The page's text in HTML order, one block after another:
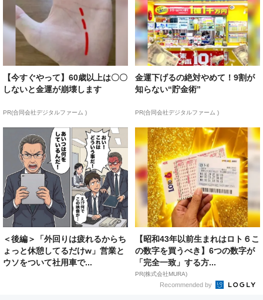
【今すぐやって】60歳以上は〇〇
しないと金運が崩壊します
PR(合同会社デジタルファーム )
金運下げるの絶対やめて！9割が
知らない“貯金術”
PR(合同会社デジタルファーム )
＜後編＞「外回りは疲れるからち
ょっと休憩してるだけw」営業と
ウソをついて社用車で...
【昭和43年以前生まれはロト６こ
の数字を買うべき】6つの数字が
「完全一致」する方...
PR(株式会社MURA)
Recommended by